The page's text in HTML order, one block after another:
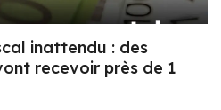
inattendu : des
recevoir près de 1